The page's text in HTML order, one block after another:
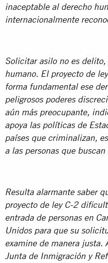
inaceptable al derecho
internacionalmente
Solicitar asilo no es delito,
humano. El proyecto de
forma fundamental ese
peligrosos poderes
aún más preocupante,
apoya las políticas de
países que criminalizan,
a las personas que buscan
Resulta alarmante saber
proyecto de ley C-2
entrada de personas en
Unidos para que su
examine de manera justa.
Junta de Inmigración y